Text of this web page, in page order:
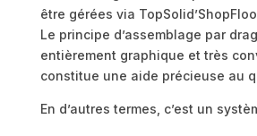
être gérées via
Le principe d’assemblage par
entièrement graphique et très
constitue une aide précieuse au
En d’autres termes, c’est un